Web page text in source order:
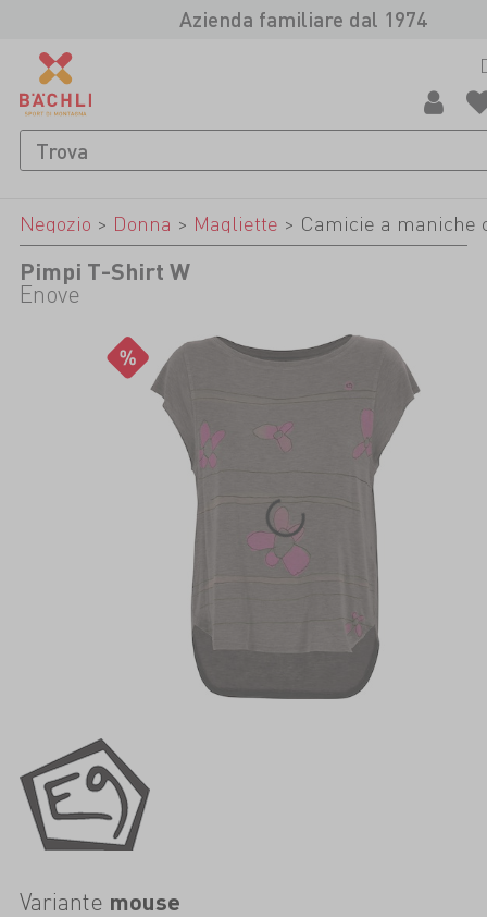
Azienda familiare dal 1974
Negozio > Donna > Magliette > Camicie a maniche
Pimpi T-Shirt W
Enove
Variante mouse